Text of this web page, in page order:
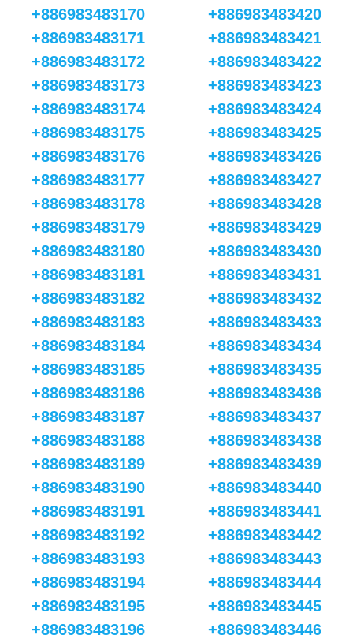
+886983483170
+886983483171
+886983483172
+886983483173
+886983483174
+886983483175
+886983483176
+886983483177
+886983483178
+886983483179
+886983483180
+886983483181
+886983483182
+886983483183
+886983483184
+886983483185
+886983483186
+886983483187
+886983483188
+886983483189
+886983483190
+886983483191
+886983483192
+886983483193
+886983483194
+886983483195
+886983483196
+886983483420
+886983483421
+886983483422
+886983483423
+886983483424
+886983483425
+886983483426
+886983483427
+886983483428
+886983483429
+886983483430
+886983483431
+886983483432
+886983483433
+886983483434
+886983483435
+886983483436
+886983483437
+886983483438
+886983483439
+886983483440
+886983483441
+886983483442
+886983483443
+886983483444
+886983483445
+886983483446